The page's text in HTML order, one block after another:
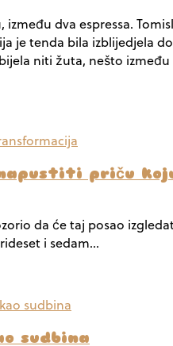
između dva espressa.
je tenda bila izblijedjela
niti žuta, nešto
priču
da će taj posao
i sedam…
sudbina